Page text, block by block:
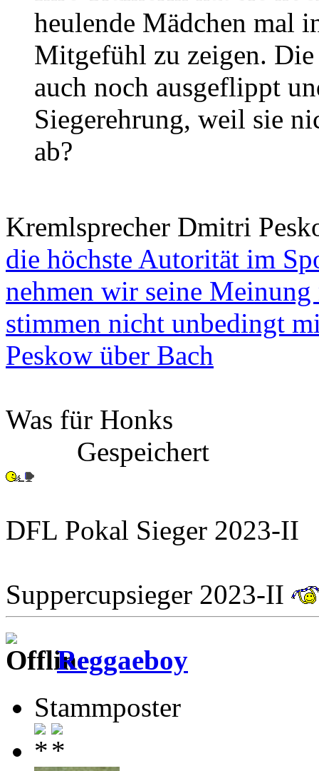
heulende Mädchen mal
Mitgefühl zu zeigen.
auch noch ausgeflippt
Siegerehrung, weil sie
ab?
Kremlsprecher Dmitri
die höchste Autorität im
nehmen wir seine
stimmen nicht unbedingt
Peskow über Bach
Was für Honks
Gespeichert
DFL Pokal Sieger 2023-II
Suppercupsieger 2023-II
Reggaeboy
Stammposter